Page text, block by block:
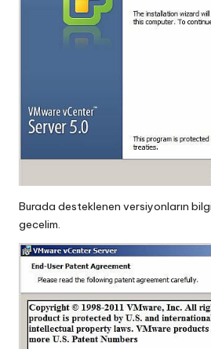
Burada desteklenen versiyonların
gecelim.